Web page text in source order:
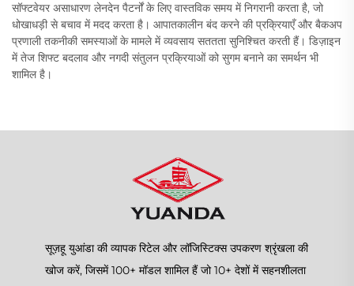
सॉफ्टवेयर असाधारण लेनदेन पैटर्नों के लिए वास्तविक समय में निगरानी करता है, जो
धोखाधड़ी से बचाव में मदद करता है। आपातकालीन बंद करने की प्रक्रियाएँ और बैकअप
प्रणाली तकनीकी समस्याओं के मामले में व्यवसाय सततता सुनिश्चित करती हैं। डिज़ाइन
में तेज शिफ्ट बदलाव और नगदी संतुलन प्रक्रियाओं को सुगम बनाने का समर्थन भी
शामिल है।
सूज़हू युआंडा की व्यापक रिटेल और लॉजिस्टिक्स उपकरण श्रृंखला की
खोज करें, जिसमें 100+ मॉडल शामिल हैं जो 10+ देशों में सहनशीलता